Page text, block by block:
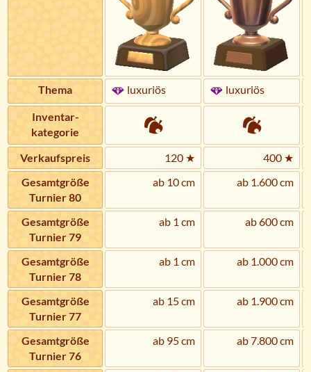
Thema luxuriös luxuriös
Inventar­
kategorie
Verkaufs­preis
120 ★
400 ★
Gesamtgröße
Turnier 80
ab 10 cm ab 1.600 cm
Gesamtgröße
Turnier 79
ab 1 cm ab 600 cm
Gesamtgröße
Turnier 78
ab 1 cm ab 1.000 cm
Gesamtgröße
Turnier 77
ab 15 cm ab 1.900 cm
Gesamtgröße
Turnier 76
ab 95 cm ab 7.800 cm